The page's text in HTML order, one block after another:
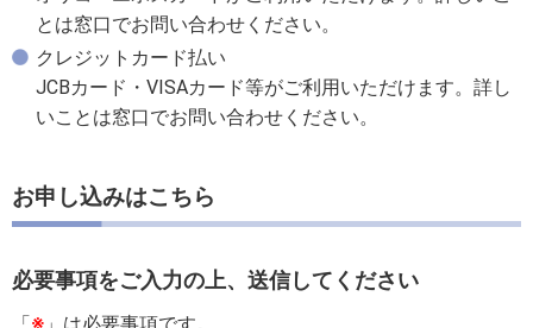
とは窓口でお問い合わせください。
クレジットカード払い
JCBカード・VISAカード等がご利用いただけます。詳し
いことは窓口でお問い合わせください。
お申し込みはこちら
必要事項をご入力の上、送信してください